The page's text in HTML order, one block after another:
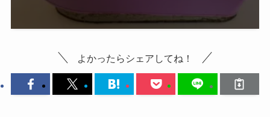
よかったらシェアしてね！